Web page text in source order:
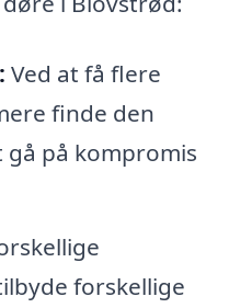
Ved at få flere
finde den
på kompromis
forskellige